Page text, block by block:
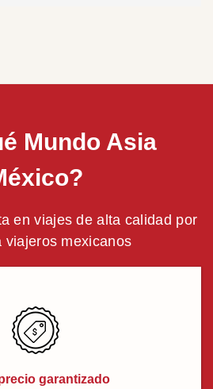
Mundo Asia
en viajes de alta calidad por
viajeros mexicanos
garantizado